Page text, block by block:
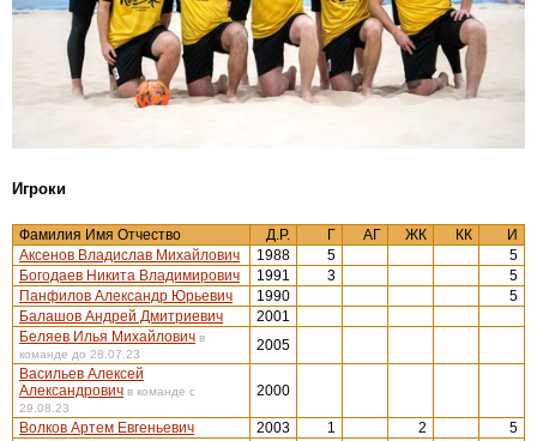
Игроки
Фамилия Имя Отчество Д.Р. Г АГ ЖК КК
И
Аксенов Владислав Михайлович
1988 5
5
Богодаев Никита Владимирович
1991 3
5
Панфилов Александр Юрьевич
1990
5
Балашов Андрей Дмитриевич
2001
Беляев Илья Михайлович в
команде до 28.07.23
2005
Васильев Алексей
Александрович в команде с
29.08.23
2000
Волков Артем Евгеньевич 2003 1 2
5